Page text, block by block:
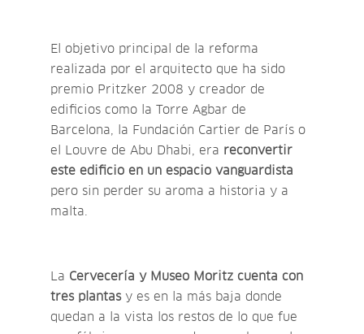
El objetivo principal de la reforma
realizada por el arquitecto que ha sido
premio Pritzker 2008 y creador de
edificios como la Torre Agbar de
Barcelona, la Fundación Cartier de París o
el Louvre de Abu Dhabi, era reconvertir
este edificio en un espacio vanguardista
pero sin perder su aroma a historia y a
malta.
La Cervecería y Museo Moritz cuenta con
tres plantasy es en la más baja donde
quedan a la vista los restos de lo que fue